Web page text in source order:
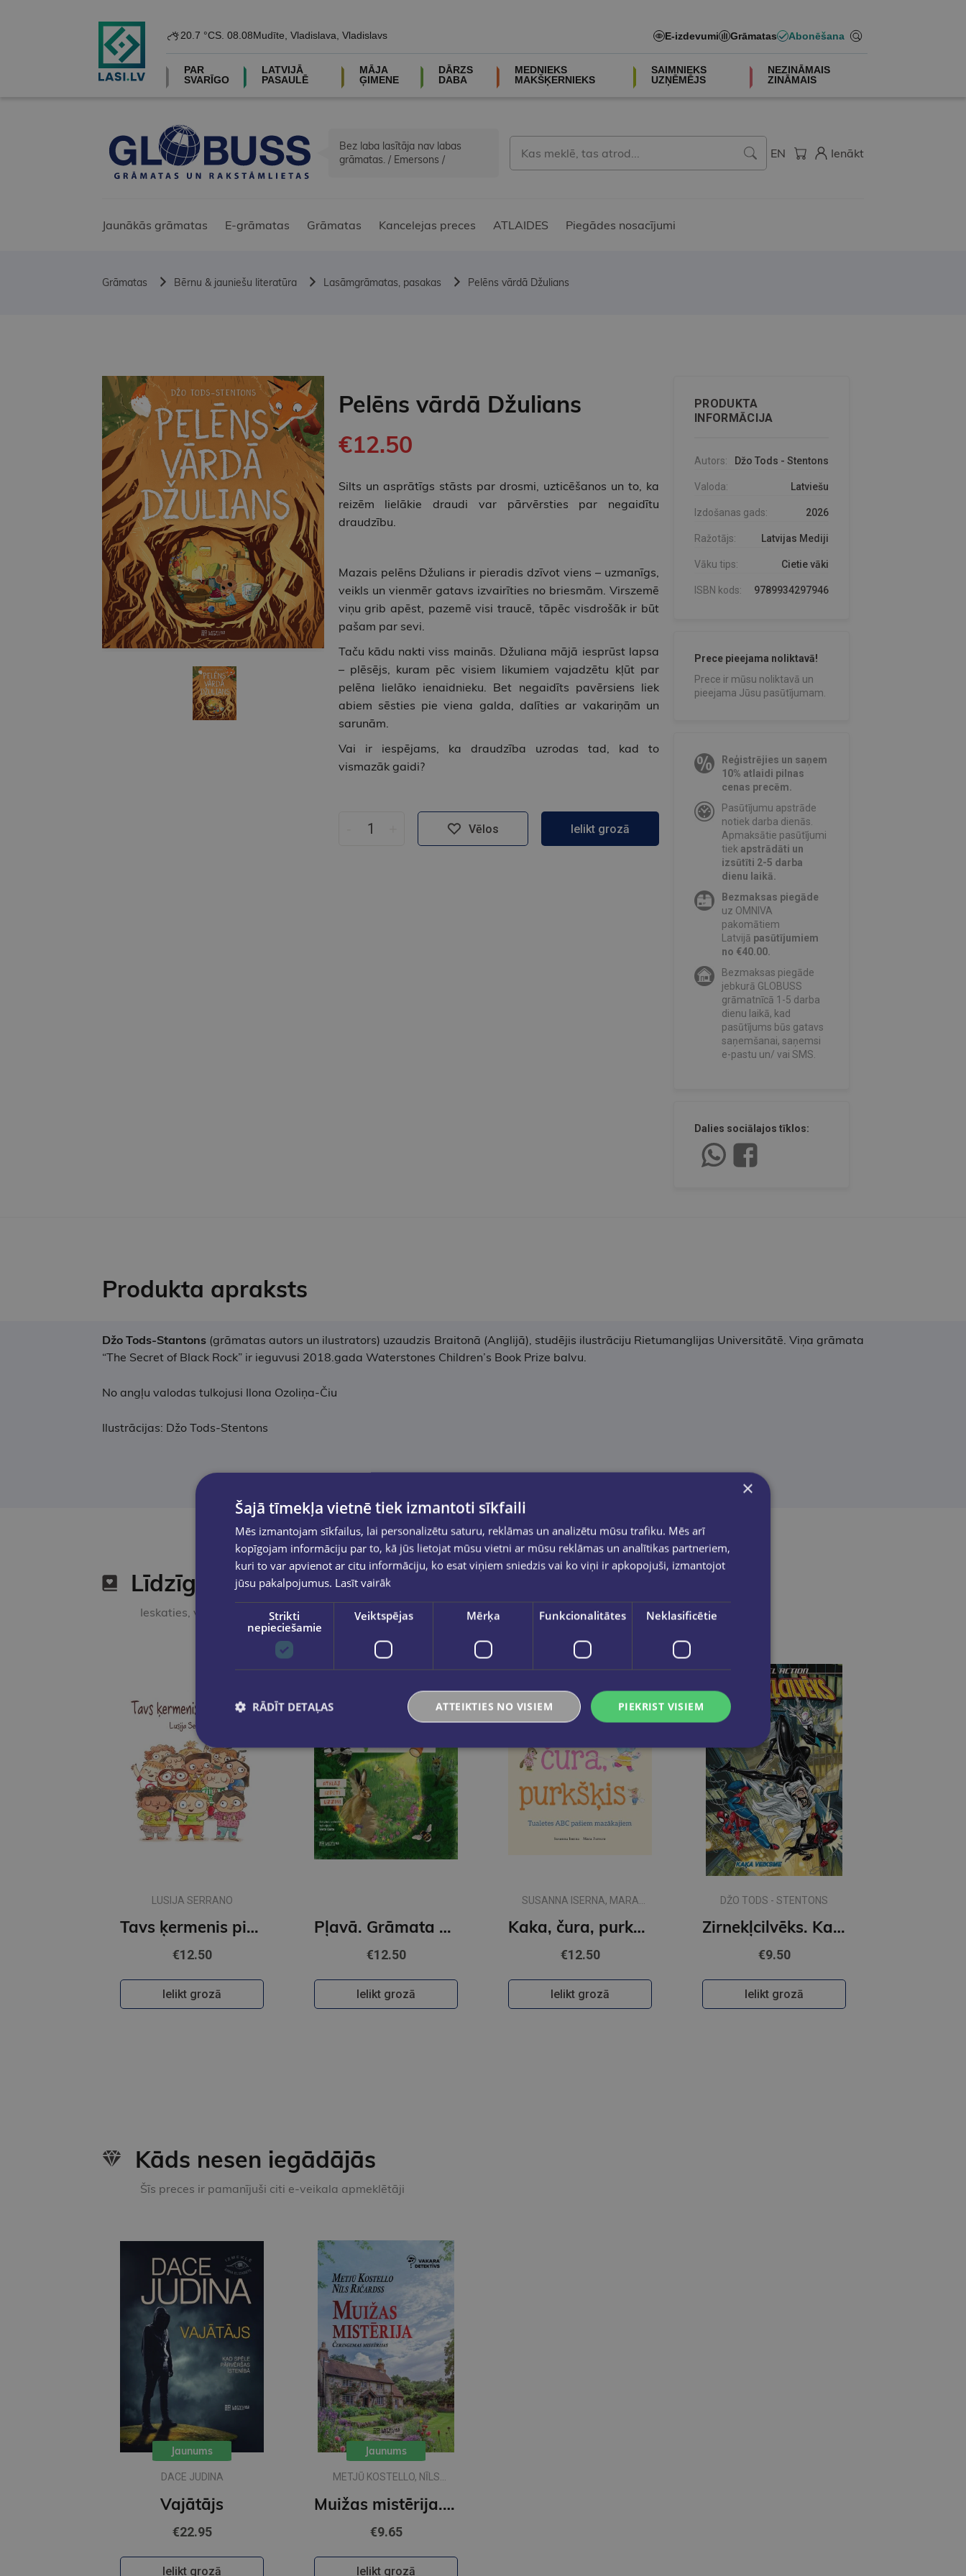
20.7 °CS. 08.08Mudīte, Vladislava, Vladislavs E-izdevumi Grāmatas Abonēšana
PAR
SVARĪGO
LATVIJĀ
PASAULĒ
MĀJA
ĢIMENE
DĀRZS
DABA
MEDNIEKS
MAKŠĶERNIEKS
SAIMNIEKS
UZŅĒMĒJS
NEZINĀMAIS
ZINĀMAIS
Bez laba lasītāja nav labas
grāmatas. / Emersons /
EN Ienākt
Jaunākās grāmatas E-grāmatas Grāmatas Kancelejas preces ATLAIDES Piegādes nosacījumi
Grāmatas Bērnu & jauniešu literatūra Lasāmgrāmatas, pasakas Pelēns vārdā Džulians
Pelēns vārdā Džulians
€12.50
Silts un asprātīgs stāsts par drosmi, uzticēšanos un to, ka
reizēm lielākie draudi var pārvērsties par negaidītu
draudzību.
Mazais pelēns Džulians ir pieradis dzīvot viens – uzmanīgs,
veikls un vienmēr gatavs izvairīties no briesmām. Virszemē
viņu grib apēst, pazemē visi traucē, tāpēc visdrošāk ir būt
pašam par sevi.
Taču kādu nakti viss mainās. Džuliana mājā iesprūst lapsa
– plēsējs, kuram pēc visiem likumiem vajadzētu kļūt par
pelēna lielāko ienaidnieku. Bet negaidīts pavērsiens liek
abiem sēsties pie viena galda, dalīties ar vakariņām un
sarunām.
Vai ir iespējams, ka draudzība uzrodas tad, kad to
vismazāk gaidi?
Vēlos Ielikt grozā
PRODUKTA
INFORMĀCIJA
Autors: Džo Tods - Stentons
Valoda: Latviešu
Izdošanas gads: 2026
Ražotājs: Latvijas Mediji
Vāku tips: Cietie vāki
ISBN kods: 9789934297946
Prece pieejama noliktavā!
Prece ir mūsu noliktavā un
pieejama Jūsu pasūtījumam.
Reģistrējies un saņem
10% atlaidi pilnas
cenas precēm.
Pasūtījumu apstrāde
notiek darba dienās.
Apmaksātie pasūtījumi
tiekapstrādāti un
izsūtīti 2-5 darba
dienu laikā.
Bezmaksas piegāde
uz OMNIVA
pakomātiem
Latvijā pasūtījumiem
no €40.00.
Bezmaksas piegāde
jebkurā GLOBUSS
grāmatnīcā 1-5 darba
dienu laikā, kad
pasūtījums būs gatavs
saņemšanai, saņemsi
e-pastu un/ vai SMS.
Dalies sociālajos tīklos:
Produkta apraksts
Džo Tods-Stantons (grāmatas autors un ilustrators) uzaudzis Braitonā (Anglijā), studējis ilustrāciju Rietumanglijas Universitātē. Viņa grāmata
“The Secret of Black Rock” ir ieguvusi 2018.gada Waterstones Children’s Book Prize balvu.
No angļu valodas tulkojusi Ilona Ozoliņa-Čiu
Ilustrācijas: Džo Tods-Stentons
Līdzīgas preces
Ieskaties, varbūt noder
LUSIJA SERRANO
Tavs ķermenis pieder tev
€12.50
Ielikt grozā
Pļavā. Grāmata ar lukturīti
€12.50
Ielikt grozā
SUSANNA ISERNA, MARA
Kaka, čura, purkšķis
€12.50
Ielikt grozā
DŽO TODS - STENTONS
Zirnekļcilvēks. Kaķa veiksme
€9.50
Ielikt grozā
Kāds nesen iegādājās
Šīs preces ir pamanījuši citi e-veikala apmeklētāji
Jaunums
DACE JUDINA
Vajātājs
€22.95
Ielikt grozā
Jaunums
METJŪ KOSTELLO, NĪLS
Muižas mistērija. Vakara detektīvs
€9.65
Ielikt grozā
×
Šajā tīmekļa vietnē tiek izmantoti sīkfaili
Mēs izmantojam sīkfailus, lai personalizētu saturu, reklāmas un analizētu mūsu trafiku. Mēs arī
kopīgojam informāciju par to, kā jūs lietojat mūsu vietni ar mūsu reklāmas un analītikas partneriem,
kuri to var apvienot ar citu informāciju, ko esat viņiem sniedzis vai ko viņi ir apkopojuši, izmantojot
jūsu pakalpojumus. Lasīt vairāk
Strikti
nepieciešamie
Veiktspējas Mērķa Funkcionalitātes Neklasificētie
PIEKRIST VISIEM
ATTEIKTIES NO VISIEM
RĀDĪT DETAĻAS